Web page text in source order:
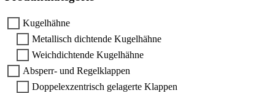
Kugelhähne
Metallisch dichtende Kugelhähne
Weichdichtende Kugelhähne
Absperr- und Regelklappen
Doppelexzentrisch gelagerte Klappen